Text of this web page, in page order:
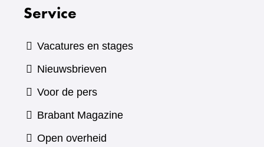
Service
Vacatures en stages
Nieuwsbrieven
Voor de pers
Brabant Magazine(verwijst
Open overheid